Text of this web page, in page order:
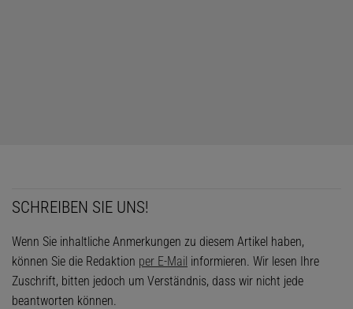
SCHREIBEN SIE UNS!
Wenn Sie inhaltliche Anmerkungen zu diesem Artikel haben,
können Sie die Redaktion per E-Mail informieren. Wir lesen Ihre
Zuschrift, bitten jedoch um Verständnis, dass wir nicht jede
beantworten können.